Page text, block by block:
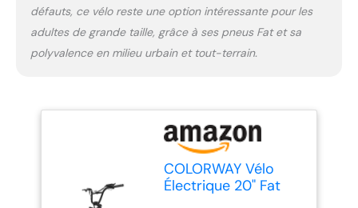
L’écran LCD affiche en
temps réel la vitesse, le
niveau de batterie, la
distance parcourue et
contrôle optimal de votre
e-bike électrique.
défauts, ce vélo reste une option intéressante pour les
adultes de grande taille, grâce à ses pneus Fat et sa
polyvalence en milieu urbain et tout-terrain.
COLORWAY Vélo
Électrique 20" Fat